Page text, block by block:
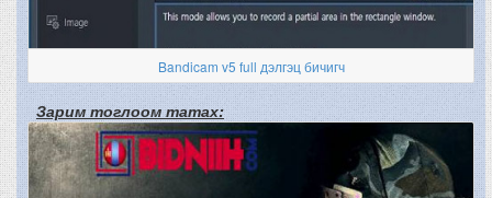
Bandicam v5 full дэлгэц бичигч
Зарим тоглоом татах: